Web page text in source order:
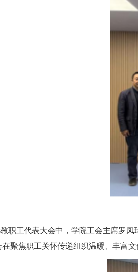
职工代表大会中，学院工会主席罗凤
聚焦职工关怀传递组织温暖、丰富